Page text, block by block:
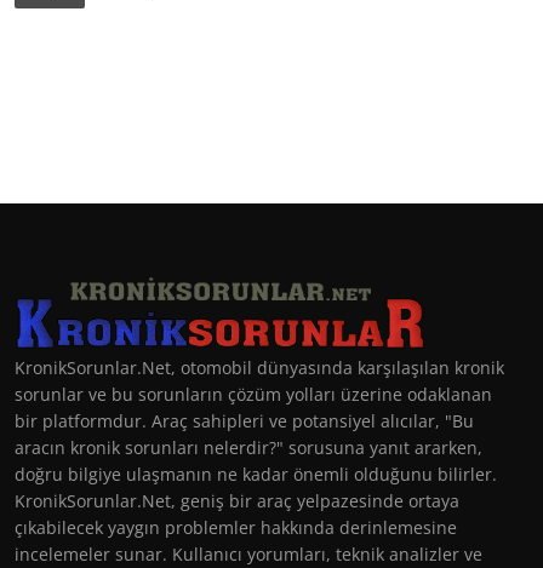
KronikSorunlar.Net, otomobil dünyasında karşılaşılan kronik
sorunlar ve bu sorunların çözüm yolları üzerine odaklanan
bir platformdur. Araç sahipleri ve potansiyel alıcılar, "Bu
aracın kronik sorunları nelerdir?" sorusuna yanıt ararken,
doğru bilgiye ulaşmanın ne kadar önemli olduğunu bilirler.
KronikSorunlar.Net, geniş bir araç yelpazesinde ortaya
çıkabilecek yaygın problemler hakkında derinlemesine
incelemeler sunar. Kullanıcı yorumları, teknik analizler ve